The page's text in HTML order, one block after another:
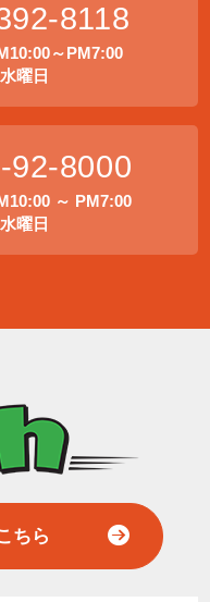
8118
～PM7:00
曜日
92-8000
～ PM7:00
曜日
ちら